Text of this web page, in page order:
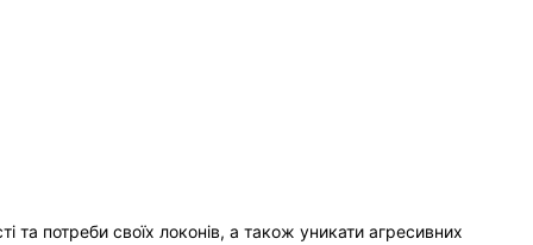
потреби своїх локонів, а також уникати агресивних